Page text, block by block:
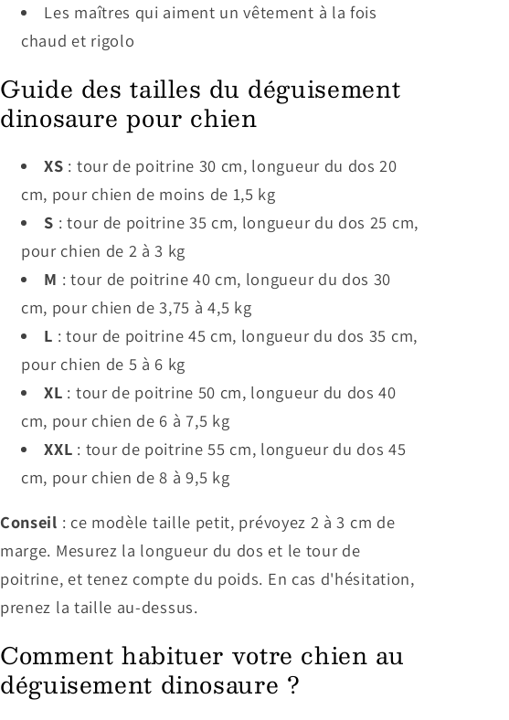
Les maîtres qui aiment un vêtement à la fois
chaud et rigolo
Guide des tailles du déguisement
dinosaure pour chien
XS : tour de poitrine 30 cm, longueur du dos 20
cm, pour chien de moins de 1,5 kg
S : tour de poitrine 35 cm, longueur du dos 25 cm,
pour chien de 2 à 3 kg
M : tour de poitrine 40 cm, longueur du dos 30
cm, pour chien de 3,75 à 4,5 kg
L : tour de poitrine 45 cm, longueur du dos 35 cm,
pour chien de 5 à 6 kg
XL : tour de poitrine 50 cm, longueur du dos 40
cm, pour chien de 6 à 7,5 kg
XXL : tour de poitrine 55 cm, longueur du dos 45
cm, pour chien de 8 à 9,5 kg
Conseil : ce modèle taille petit, prévoyez 2 à 3 cm de
marge. Mesurez la longueur du dos et le tour de
poitrine, et tenez compte du poids. En cas d'hésitation,
prenez la taille au-dessus.
Comment habituer votre chien au
déguisement dinosaure ?